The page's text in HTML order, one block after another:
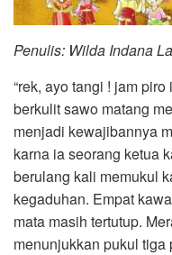
Penulis: Wilda Indana
“rek, ayo tangi ! jam
berkulit sawo matang
menjadi kewajibannya
karna ia seorang ketua
berulang kali memukul
kegaduhan. Empat
mata masih tertutup.
menunjukkan pukul tiga